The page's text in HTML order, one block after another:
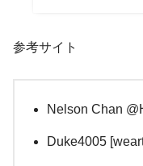
参考サイト
Nelson Chan
Duke4005